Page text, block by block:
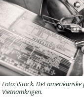
Foto: iStock. Det
Vietnamkrigen.